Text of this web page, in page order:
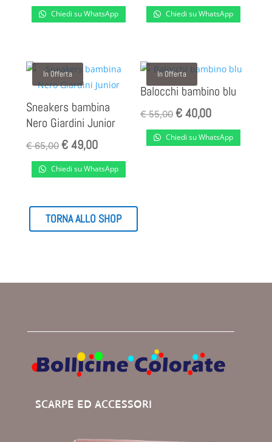
prezzo
originale
prezzo
attuale
Chiedi su WhatsApp
prezzo
originale
prezzo
attuale
Chiedi su WhatsApp
In Offerta
Sneakers bambina
Nero Giardini Junior
€65,00 Il
prezzo
originale
€ 65,00.
€49,00Il
prezzo
attuale
€ 49,00.
Chiedi su WhatsApp
In Offerta
Balocchi bambino blu
€55,00Il
prezzo
originale
€40,00Il
prezzo
attuale
Chiedi su WhatsApp
TORNA ALLO SHOP
SCARPE ED ACCESSORI